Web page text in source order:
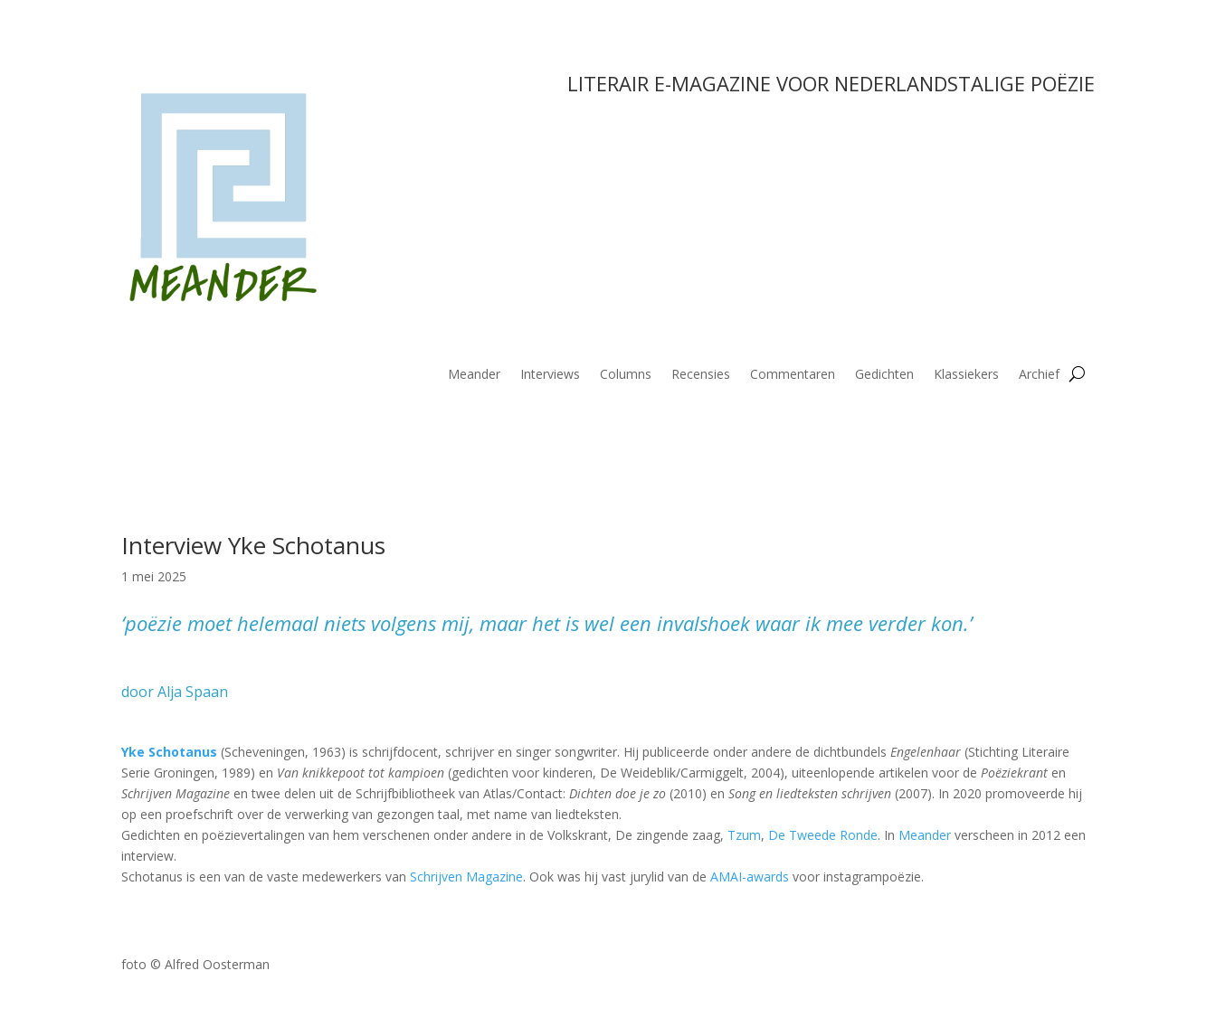
LITERAIR E-MAGAZINE VOOR NEDERLANDSTALIGE POËZIE
Meander Interviews Columns Recensies Commentaren Gedichten Klassiekers Archief
Interview Yke Schotanus
1 mei 2025
‘poëzie moet helemaal niets volgens mij, maar het is wel een invalshoek waar ik mee verder kon.’
door Alja Spaan
Yke Schotanus (Scheveningen, 1963) is schrijfdocent, schrijver en singer songwriter. Hij publiceerde onder andere de dichtbundelsEngelenhaar (Stichting Literaire
Serie Groningen, 1989) en Van knikkepoot tot kampioen (gedichten voor kinderen, De Weideblik/Carmiggelt, 2004), uiteenlopende artikelen voor dePoëziekrant en
Schrijven Magazine en twee delen uit de Schrijfbibliotheek van Atlas/Contact:Dichten doe je zo (2010) enSong en liedteksten schrijven (2007). In 2020 promoveerde hij
op een proefschrift over de verwerking van gezongen taal, met name van liedteksten.
Gedichten en poëzievertalingen van hem verschenen onder andere in de Volkskrant, De zingende zaag, Tzum, De Tweede Ronde. In Meander verscheen in 2012 een
interview.
Schotanus is een van de vaste medewerkers vanSchrijven Magazine. Ook was hij vast jurylid van deAMAI-awards voor instagrampoëzie.
foto © Alfred Oosterman